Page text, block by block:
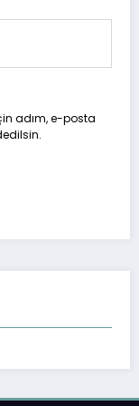
adım, e-posta